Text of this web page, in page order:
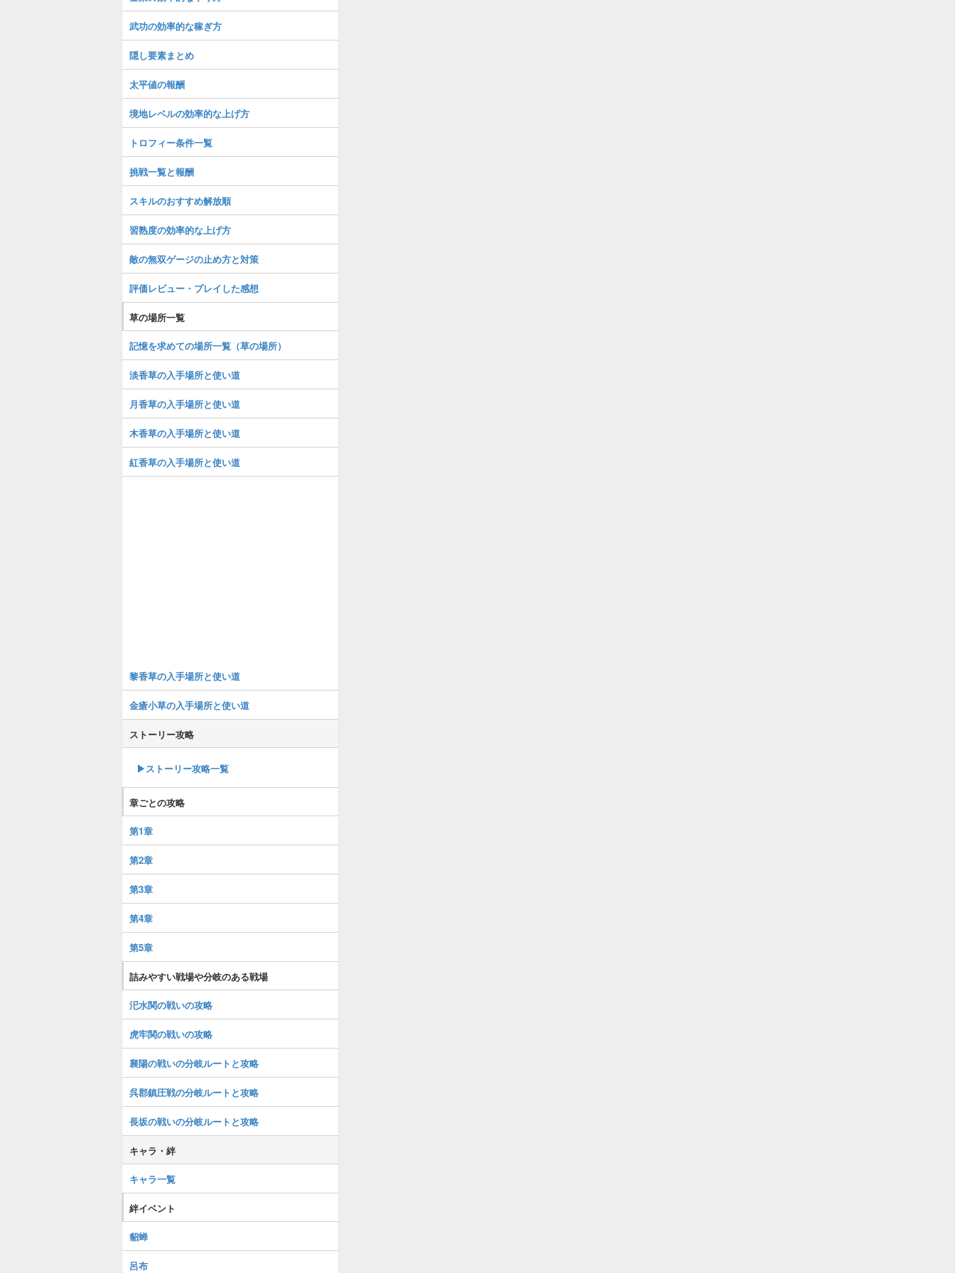
武功の効率的な稼ぎ方
隠し要素まとめ
太平値の報酬
境地レベルの効率的な上げ方
トロフィー条件一覧
挑戦一覧と報酬
スキルのおすすめ解放順
習熟度の効率的な上げ方
敵の無双ゲージの止め方と対策
評価レビュー・プレイした感想
草の場所一覧
記憶を求めての場所一覧（草の場所）
淡香草の入手場所と使い道
月香草の入手場所と使い道
木香草の入手場所と使い道
紅香草の入手場所と使い道
黎香草の入手場所と使い道
金瘡小草の入手場所と使い道
ストーリー攻略
▶︎ストーリー攻略一覧
章ごとの攻略
第1章
第2章
第3章
第4章
第5章
詰みやすい戦場や分岐のある戦場
汜水関の戦いの攻略
虎牢関の戦いの攻略
襄陽の戦いの分岐ルートと攻略
呉郡鎮圧戦の分岐ルートと攻略
長坂の戦いの分岐ルートと攻略
キャラ・絆
キャラ一覧
絆イベント
貂蝉
呂布